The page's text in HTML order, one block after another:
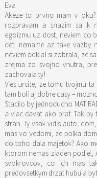
Eva
Akeze to brvno mam v
rozpravam a snazim sa k
egoizmu uz dost, neviem co
deti nemame az take vazby
neviem odkial si zobrala, ze
zrejma zo svojho vnutra,
zachovala ty!
Vies urcite, ze tomu tvojmu
tam boli aj dobre casy –
Stacilo by jednoducho MAT
a viac davat ako brat. Tak by
stran. Ty vsak vidis auto,
mas vo vedomi, ze polka
do toho dala majetok? Ako
ktorom nemas ziaden
svokrovcov, co ich mas
predovsetkym drzat hubu a